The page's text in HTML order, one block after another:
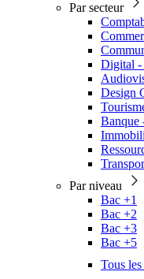
Par secteur
Digital -
Design
Banque
Par niveau
Bac +1
Bac +2
Bac +3
Bac +5
Tous